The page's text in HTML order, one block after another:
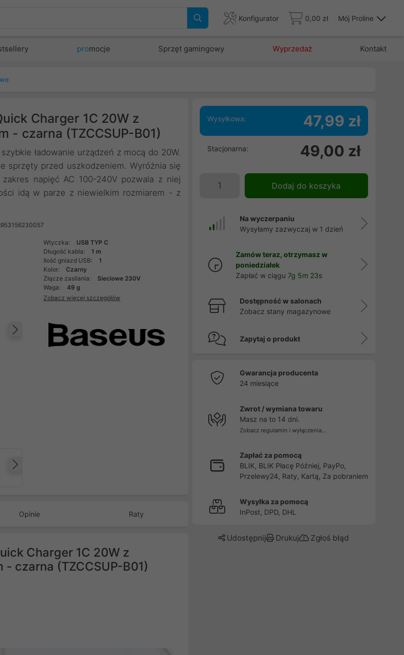
Konfigurator 0,00 zł Mój Proline
promocje Sprzęt gamingowy Wyprzedaż Kontakt
Charger 1C 20W z
- czarna (TZCCSUP-B01)
ładowanie urządzeń z mocą do 20W.
sprzęty przed uszkodzeniem. Wyróżnia się
napięć AC 100-240V pozwala z niej
idą w parze z niewielkim rozmiarem - z
Następny
Wtyczka:
USB TYP C
Długość kabla:
1 m
Ilość gniazd USB:
1
Kolor:
Czarny
Złącze zasilania:
Sieciowe 230V
Waga:
49 g
Zobacz więcej szczegółów
Opinie Raty
Charger 1C 20W z
czarna (TZCCSUP-B01)
Wysyłkowa: 47,99 zł
Stacjonarna: 49,00 zł
Dodaj do koszyka
Na wyczerpaniu
Wysyłamy zazwyczaj w 1 dzień
Zamów teraz, otrzymasz w
poniedziałek
Zapłać w ciągu7g 5m 22s
Dostępność w salonach
Zobacz stany magazynowe
Zapytaj o produkt
Gwarancja producenta
24 miesiące
Zwrot / wymiana towaru
Masz na to 14 dni.
Zobacz regulamin i wyłączenia...
Zapłać za pomocą
BLIK, BLIK Płacę Później, PayPo,
Przelewy24, Raty, Kartą, Za pobraniem
Wysyłka za pomocą
InPost, DPD, DHL
Udostępnij Drukuj Zgłoś błąd